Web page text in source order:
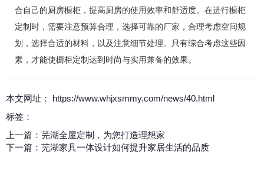
合自己的厨房橱柜，提高厨房的使用效率和舒适度。在进行橱柜
定制时，需要注意预算合理，选择可靠的厂家，合理考虑空间规
划，选择合适的材料，以及注意细节处理。只有综合考虑这些因
素，才能使橱柜定制达到时尚与实用兼备的效果。
本文网址： https://www.whjxsmmy.com/news/40.html
标签：
上一篇： 芜湖全屋定制，为您打造理想家
下一篇： 芜湖家具一体设计如何提升家居生活的品质